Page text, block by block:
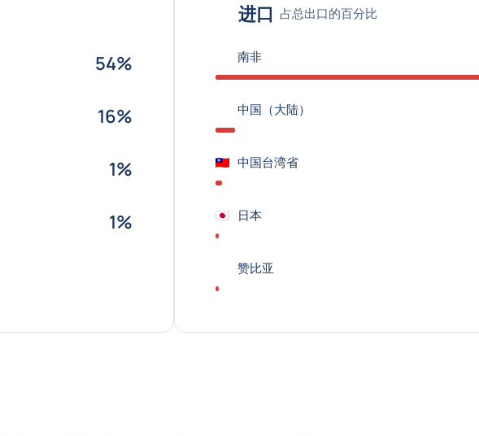
54%
16%
1%
1%
进口 占总出口的百分比
南非
中国（大陆）
中国台湾省
日本
赞比亚